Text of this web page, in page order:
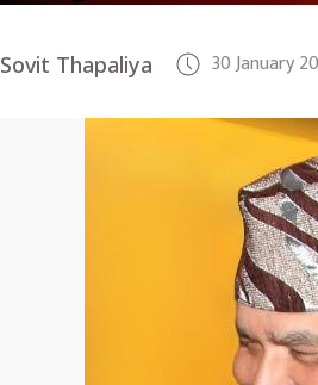
Sovit Thapaliya 30 January